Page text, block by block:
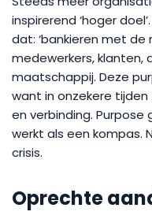
inspirerend ‘hoger
dat: ‘bankieren met de
medewerkers, klanten,
maatschappij. Deze
want in onzekere
en verbinding. Purpose
werkt als een kompas.
crisis.
Oprechte